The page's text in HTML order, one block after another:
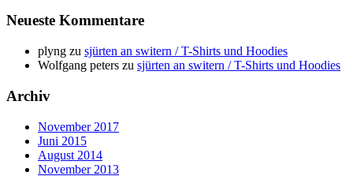
Neueste Kommentare
plyng zu sjürten an switern / T-Shirts und Hoodies
Wolfgang peters zu sjürten an switern / T-Shirts und Hoodies
Archiv
November 2017
Juni 2015
August 2014
November 2013